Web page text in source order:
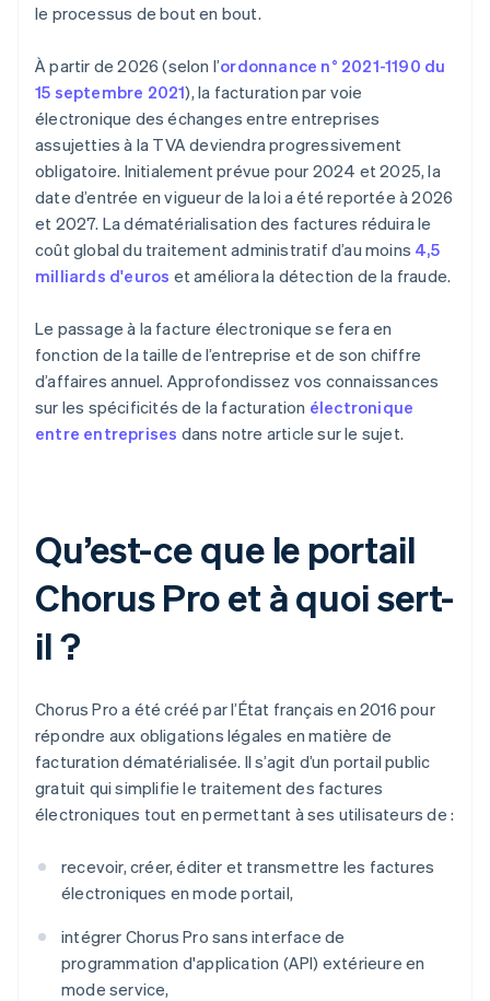
le processus de bout en bout.
À partir de 2026 (selon l’ordonnance n° 2021-1190 du
15 septembre 2021), la facturation par voie
électronique des échanges entre entreprises
assujetties à la TVA deviendra progressivement
obligatoire. Initialement prévue pour 2024 et 2025, la
date d’entrée en vigueur de la loi a été reportée à 2026
et 2027. La dématérialisation des factures réduira le
coût global du traitement administratif d’au moins 4,5
milliards d'euros et améliora la détection de la fraude.
Le passage à la facture électronique se fera en
fonction de la taille de l’entreprise et de son chiffre
d’affaires annuel. Approfondissez vos connaissances
sur les spécificités de la facturation électronique
entre entreprises dans notre article sur le sujet.
Qu’est-ce que le portail
Chorus Pro et à quoi sert-
il ?
Chorus Pro a été créé par l’État français en 2016 pour
répondre aux obligations légales en matière de
facturation dématérialisée. Il s’agit d’un portail public
gratuit qui simplifie le traitement des factures
électroniques tout en permettant à ses utilisateurs de :
recevoir, créer, éditer et transmettre les factures
électroniques en mode portail,
intégrer Chorus Pro sans interface de
programmation d'application (API) extérieure en
mode service,